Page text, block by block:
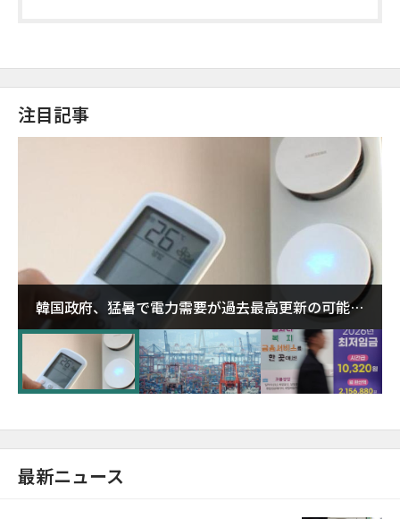
注目記事
韓国政府、猛暑で電力需要が過去最高更新の可能性
に需給対応体制を点検
最新ニュース